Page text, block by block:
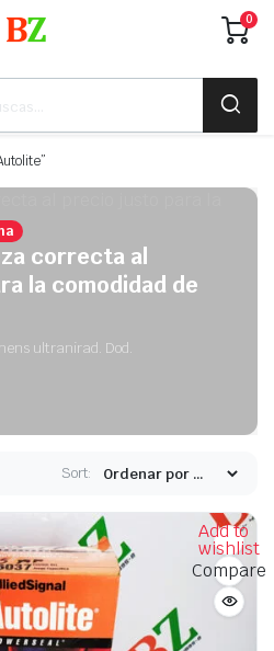
0
correcta al
la comodidad de
ultranirad. Dod.
Sort:
Add to
wishlist
Compare